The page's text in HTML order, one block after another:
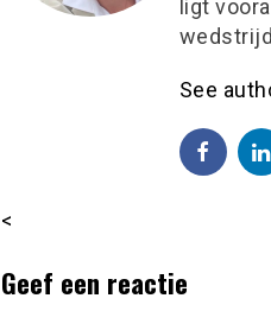
ligt
See
<
Geef een reactie